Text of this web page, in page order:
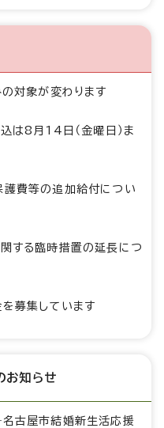
対象が変わります
は8月14日（金曜日）ま
費等の追加給付につい
する臨時措置の延長につ
募集しています
お知らせ
古屋市結婚新生活応援